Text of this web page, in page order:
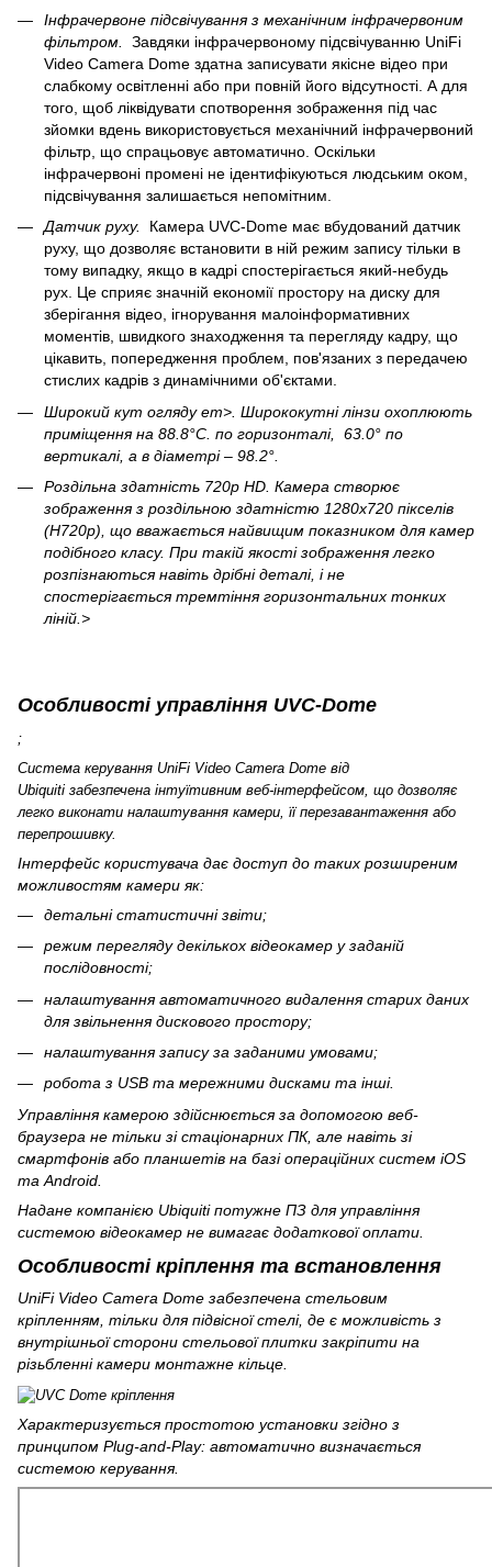
Інфрачервоне підсвічування з механічним інфрачервоним
фільтром.
Завдяки інфрачервоному підсвічуванню UniFi
Video Camera Dome здатна записувати якісне відео при
слабкому освітленні або при повній його відсутності. А для
того, щоб ліквідувати спотворення зображення під час
зйомки вдень використовується механічний інфрачервоний
фільтр, що спрацьовує автоматично. Оскільки
інфрачервоні промені не ідентифікуються людським оком,
підсвічування залишається непомітним.
Датчик руху.
Камера UVC-Dome має вбудований датчик
руху, що дозволяє встановити в ній режим запису тільки в
тому випадку, якщо в кадрі спостерігається який-небудь
рух. Це сприяє значній економії простору на диску для
зберігання відео, ігнорування малоінформативних
моментів, швидкого знаходження та перегляду кадру, що
цікавить, попередження проблем, пов'язаних з передачею
стислих кадрів з динамічними об'єктами.
Широкий кут огляду em>. Ширококутні лінзи охоплюють
приміщення на 88.8°С. по горизонталі, 63.0° по
вертикалі, а в діаметрі – 98.2°.
Роздільна здатність 720р НD . Камера створює
зображення з роздільною здатністю 1280х720 пікселів
(Н720р), що вважається найвищим показником для камер
подібного класу. При такій якості зображення легко
розпізнаються навіть дрібні деталі, і не
спостерігається тремтіння горизонтальних тонких
ліній.>
Особливості управління UVC-Dome
;
Система керування UniFi Video Camera Dome від
Ubiquiti забезпечена інтуїтивним веб-інтерфейсом, що дозволяє
легко виконати налаштування камери, її перезавантаження або
перепрошивку.
Інтерфейс користувача дає доступ до таких розширеним
можливостям камери як:
детальні статистичні звіти;
режим перегляду декількох відеокамер у заданій
послідовності;
налаштування автоматичного видалення старих даних
для звільнення дискового простору;
налаштування запису за заданими умовами;
робота з USB та мережними дисками та інші.
Управління камерою здійснюється за допомогою веб-
браузера не тільки зі стаціонарних ПК, але навіть зі
смартфонів або планшетів на базі операційних систем iOS
та Android.
Надане компанією Ubiquiti потужне ПЗ для управління
системою відеокамер не вимагає додаткової оплати.
Особливості кріплення та встановлення
UniFi Video Camera Dome забезпечена стельовим
кріпленням, тільки для підвісної стелі, де є можливість з
внутрішньої сторони стельової плитки закріпити на
різьбленні камери монтажне кільце.
Характеризується простотою установки згідно з
принципом Plug-and-Play: автоматично визначається
системою керування.